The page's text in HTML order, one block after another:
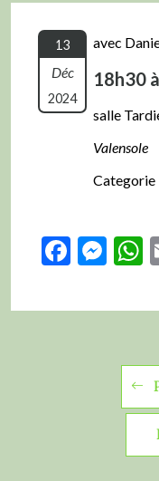
13
Déc
2024
avec
18h30
salle
Valensole
Categorie